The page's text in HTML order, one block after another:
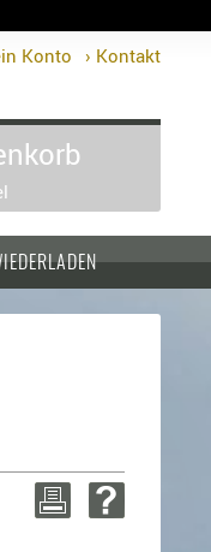
Konto › Kontakt